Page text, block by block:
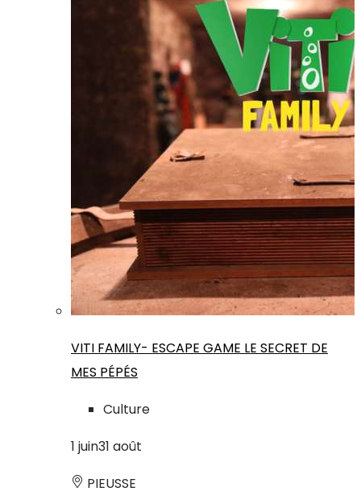
VITI FAMILY- ESCAPE GAME LE SECRET DE
MES PÉPÉS
Culture
1 juin31 août
PIEUSSE